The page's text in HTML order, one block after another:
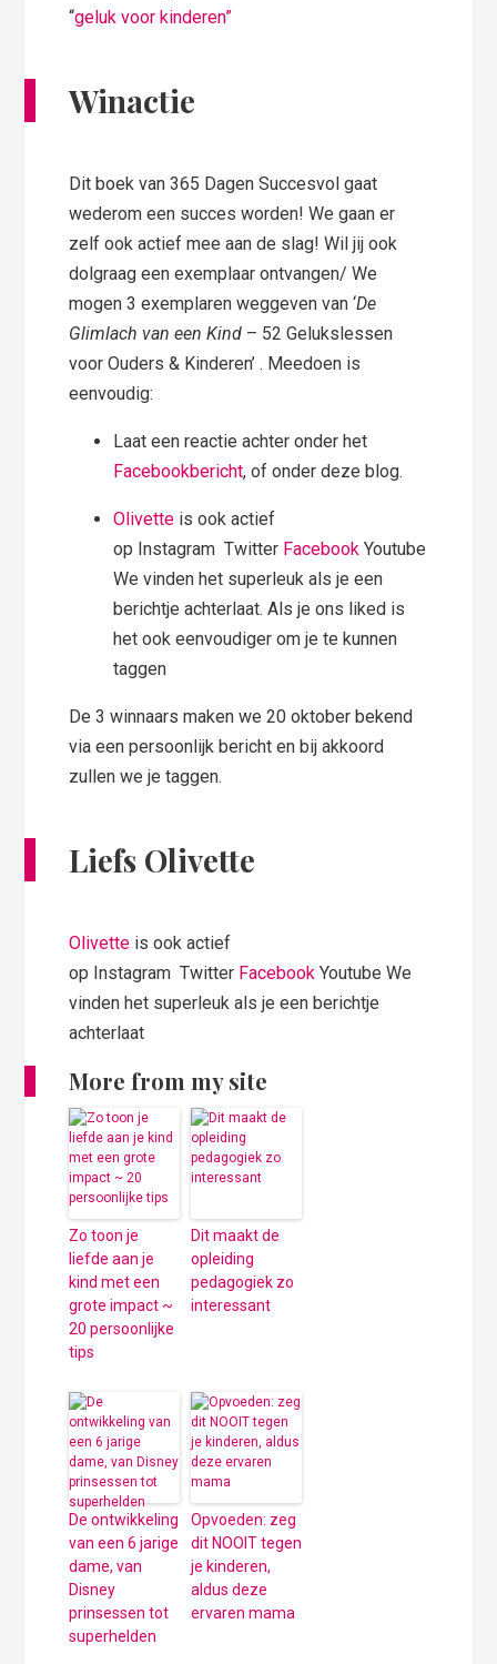
“geluk voor kinderen”
Winactie
Dit boek van 365 Dagen Succesvol gaat
wederom een succes worden! We gaan er
zelf ook actief mee aan de slag! Wil jij ook
dolgraag een exemplaar ontvangen/ We
mogen 3 exemplaren weggeven van ‘De
Glimlach van een Kind – 52 Gelukslessen
voor Ouders & Kinderen’ . Meedoen is
eenvoudig:
Laat een reactie achter onder het
Facebookbericht, of onder deze blog.
Olivette is ook actief
op Instagram Twitter Facebook Youtube
We vinden het superleuk als je een
berichtje achterlaat. Als je ons liked is
het ook eenvoudiger om je te kunnen
taggen
De 3 winnaars maken we 20 oktober bekend
via een persoonlijk bericht en bij akkoord
zullen we je taggen.
Liefs Olivette
Olivette is ook actief
op Instagram Twitter Facebook Youtube We
vinden het superleuk als je een berichtje
achterlaat
More from my site
Zo toon je
liefde aan je
kind met een
grote impact ~
20 persoonlijke
tips
Dit maakt de
opleiding
pedagogiek zo
interessant
De ontwikkeling
van een 6 jarige
dame, van
Disney
prinsessen tot
superhelden
Opvoeden: zeg
dit NOOIT tegen
je kinderen,
aldus deze
ervaren mama